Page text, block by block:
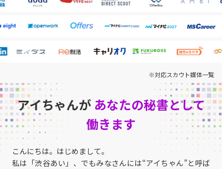
※対応スカウト媒体一覧
アイちゃんが あなたの秘書として
働きます
こんにちは。はじめまして。
私は「渋谷あい」、でもみなさんには“アイちゃん”と呼ば